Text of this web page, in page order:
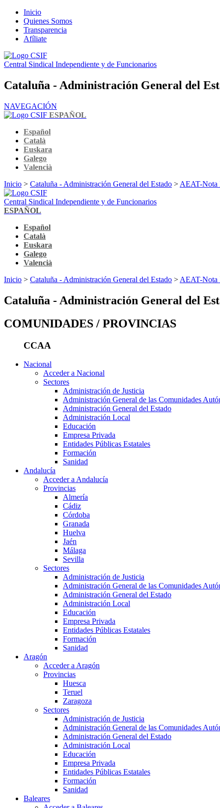
Inicio
Quienes Somos
Transparencia
Afíliate
Central Sindical Independiente y de Funcionarios
Cataluña - Administración General del
NAVEGACIÓN
ESPAÑOL
Español
Català
Euskara
Galego
Valencià
Inicio > Cataluña - Administración General del Estado > AEAT-Nota
Central Sindical Independiente y de Funcionarios
ESPAÑOL
Español
Català
Euskara
Galego
Valencià
Inicio > Cataluña - Administración General del Estado > AEAT-Nota
Cataluña - Administración General del
COMUNIDADES / PROVINCIAS
CCAA
Nacional
Acceder a Nacional
Sectores
Administración de Justicia
Administración General de las Comunidades
Administración General del Estado
Administración Local
Educación
Empresa Privada
Entidades Públicas Estatales
Formación
Sanidad
Andalucía
Acceder a Andalucía
Provincias
Almería
Cádiz
Córdoba
Granada
Huelva
Jaén
Málaga
Sevilla
Sectores
Administración de Justicia
Administración General de las Comunidades
Administración General del Estado
Administración Local
Educación
Empresa Privada
Entidades Públicas Estatales
Formación
Sanidad
Aragón
Acceder a Aragón
Provincias
Huesca
Teruel
Zaragoza
Sectores
Administración de Justicia
Administración General de las Comunidades
Administración General del Estado
Administración Local
Educación
Empresa Privada
Entidades Públicas Estatales
Formación
Sanidad
Baleares